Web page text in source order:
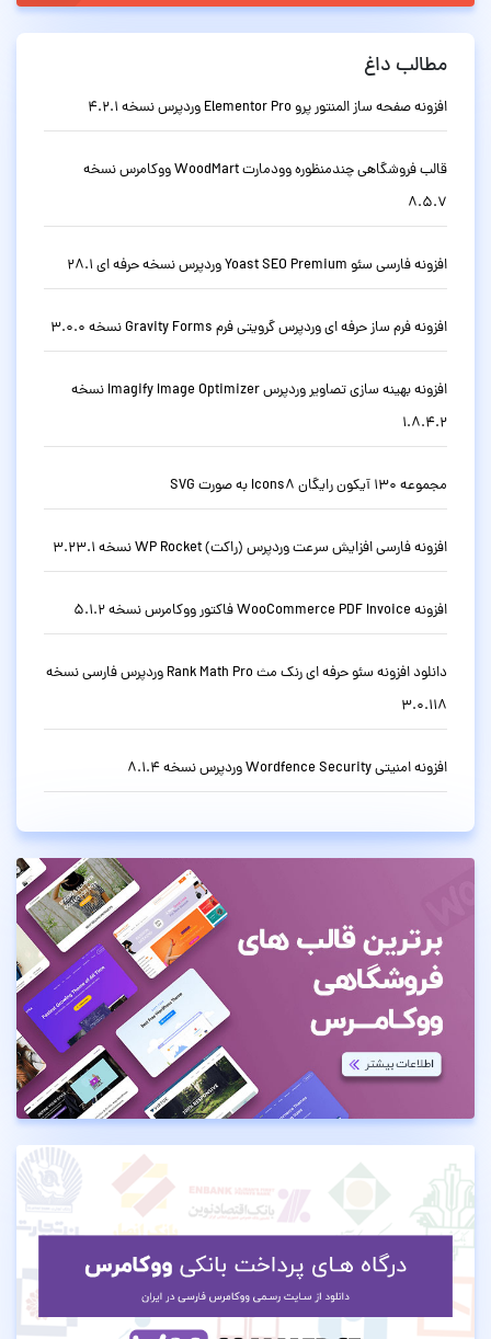
مطالب داغ
افزونه صفحه ساز المنتور پرو Elementor Pro وردپرس نسخه 4.2.1
قالب فروشگاهی چندمنظوره وودمارت WoodMart ووکامرس نسخه
8.5.7
افزونه فارسی سئو Yoast SEO Premium وردپرس نسخه حرفه ای 28.1
افزونه فرم ساز حرفه ای وردپرس گرویتی فرم Gravity Forms نسخه 3.0.0
افزونه بهینه سازی تصاویر وردپرس Imagify Image Optimizer نسخه
1.8.4.2
مجموعه 130 آیکون رایگان Icons8 به صورت SVG
افزونه فارسی افزایش سرعت وردپرس (راکت) WP Rocket نسخه 3.23.1
افزونه WooCommerce PDF Invoice فاکتور ووکامرس نسخه 5.1.2
دانلود افزونه سئو حرفه ای رنک مث Rank Math Pro وردپرس فارسی نسخه
3.0.118
افزونه امنیتی Wordfence Security وردپرس نسخه 8.1.4